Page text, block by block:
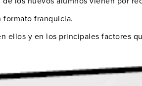
formato franquicia.
ellos y en los principales factores